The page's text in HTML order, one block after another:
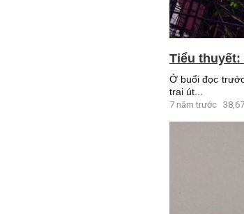
Tiểu
Ở buổi đọc
trai út...
7 năm trước